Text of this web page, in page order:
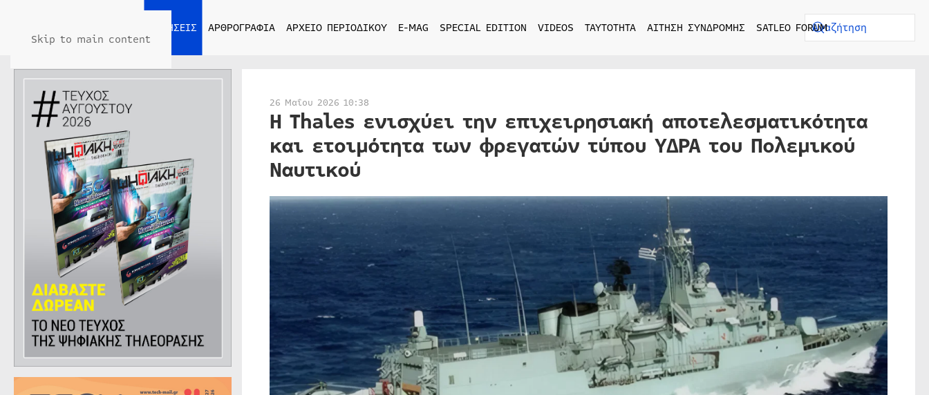
Skip to main content
ΕΙΔΗΣΕΙΣ ΑΡΘΡΟΓΡΑΦΙΑ ΑΡΧΕΙΟ ΠΕΡΙΟΔΙΚΟΥ E-MAG SPECIAL EDITION VIDEOS ΤΑΥΤΟΤΗΤΑ ΑΙΤΗΣΗ ΣΥΝΔΡΟΜΗΣ SATLEO FORUM
26 Μαΐου 2026 10:38
Η Thales ενισχύει την επιχειρησιακή αποτελεσματικότητα
και ετοιμότητα των φρεγατών τύπου ΥΔΡΑ του Πολεμικού
Ναυτικού